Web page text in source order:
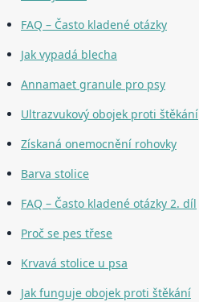
FAQ – Často kladené otázky
Jak vypadá blecha
Annamaet granule pro psy
Ultrazvukový obojek proti štěkání
Získaná onemocnění rohovky
Barva stolice
FAQ – Často kladené otázky 2. díl
Proč se pes třese
Krvavá stolice u psa
Jak funguje obojek proti štěkání